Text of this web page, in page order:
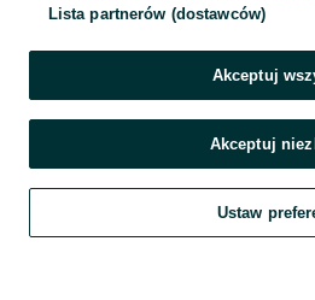
Szukaj Obserwujesz Dodaj
Lista partnerów (dostawców)
Akceptuj
Akceptuj
Ustaw